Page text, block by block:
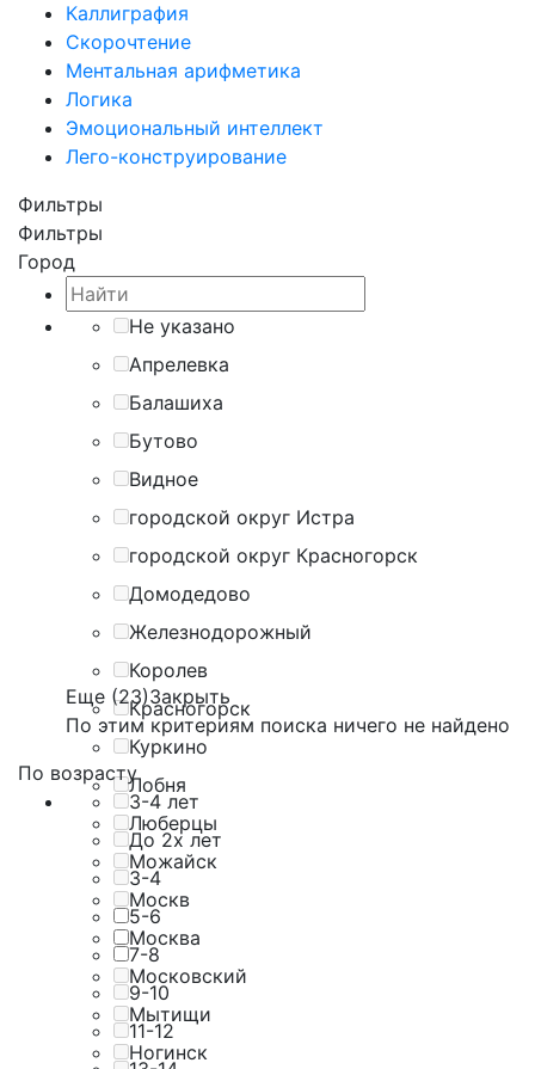
Каллиграфия
Скорочтение
Ментальная арифметика
Логика
Эмоциональный интеллект
Лего-конструирование
Фильтры
Фильтры
Город
Не указано
Апрелевка
Балашиха
Бутово
Видное
городской округ Истра
городской округ Красногорск
Домодедово
Железнодорожный
Королев
Красногорск
Куркино
Лобня
Люберцы
Можайск
Москв
Москва
Московский
Мытищи
Ногинск
Еще (23)Закрыть
По этим критериям поиска ничего не найдено
По возрасту
3-4 лет
До 2х лет
3-4
5-6
7-8
9-10
11-12